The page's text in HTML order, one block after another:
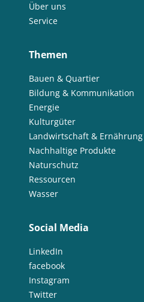
Über uns
Service
Themen
Bauen & Quartier
Bildung & Kommunikation
Energie
Kulturgüter
Landwirtschaft & Ernährung
Nachhaltige Produkte
Naturschutz
Ressourcen
Wasser
Social Media
LinkedIn
facebook
Instagram
Twitter